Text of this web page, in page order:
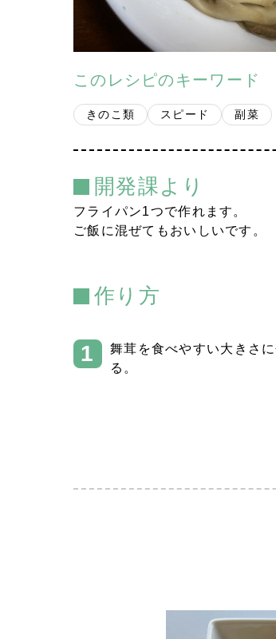
このレシピのキーワード
きのこ類 スピード 副菜
開発課より
フライパン1つで作れます。
ご飯に混ぜてもおいしいです。
作り方
舞茸を食べやすい大きさ
る。